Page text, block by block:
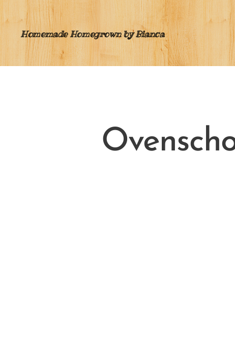
Homemade Homegrown by Bianca